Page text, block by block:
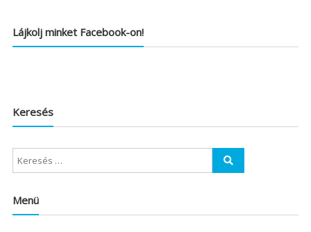
Lájkolj minket Facebook-on!
Keresés
Menü